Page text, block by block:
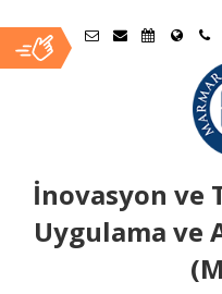
İnovasyon ve
Uygulama ve